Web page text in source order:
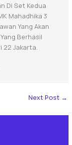
Di Set Kedua
Mahadhika 3
Yang Akan
Berhasil
22 Jakarta.
Next Post →